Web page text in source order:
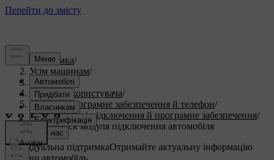
Підтримка/
Усім машинам/
S60 2023/
Посібник користувача/
Дисплеї, програмне забезпечення й телефон/
Можливості підключення й програмне забезпечення/
Перезапуск модуля підключення автомобіля
Індивідуальна підтримкаОтримайте актуальну інформацію
про ваш автомобіль.